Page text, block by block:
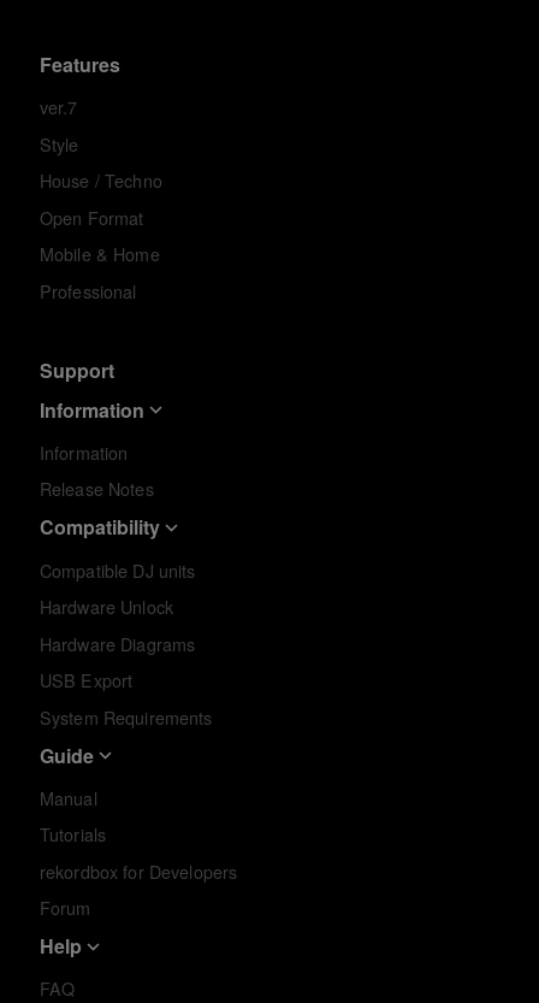
Features
ver.7
Style
House / Techno
Open Format
Mobile & Home
Professional
Support
Information
Information
Release Notes
Compatibility
Compatible DJ units
Hardware Unlock
Hardware Diagrams
USB Export
System Requirements
Guide
Manual
Tutorials
rekordbox for Developers
Forum
Help
FAQ